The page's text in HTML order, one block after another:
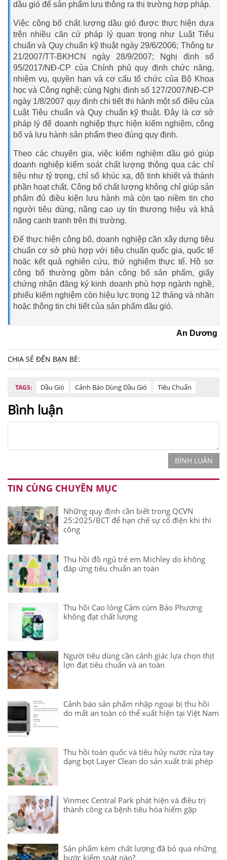
dầu gió để sản phẩm lưu thông ra thị trường hợp pháp.
Việc công bố chất lượng dầu gió được thực hiện dựa
trên nhiều căn cứ pháp lý quan trọng như Luật Tiêu
chuẩn và Quy chuẩn kỹ thuật ngày 29/6/2006; Thông tư
21/2007/TT-BKHCN ngày 28/9/2007; Nghị định số
95/2017/NĐ-CP của Chính phủ quy định chức năng,
nhiệm vụ, quyền hạn và cơ cấu tổ chức của Bộ Khoa
học và Công nghệ; cùng Nghị định số 127/2007/NĐ-CP
ngày 1/8/2007 quy định chi tiết thi hành một số điều của
Luật Tiêu chuẩn và Quy chuẩn kỹ thuật. Đây là cơ sở
pháp lý để doanh nghiệp thực hiện kiểm nghiệm, công
bố và lưu hành sản phẩm theo đúng quy định.
Theo các chuyên gia, việc kiểm nghiệm dầu gió giúp
doanh nghiệp kiểm soát chất lượng thông qua các chỉ
tiêu như tỷ trọng, chỉ số khúc xạ, độ tinh khiết và thành
phần hoạt chất. Công bố chất lượng không chỉ giúp sản
phẩm đủ điều kiện lưu hành mà còn tạo niềm tin cho
người tiêu dùng, nâng cao uy tín thương hiệu và khả
năng cạnh tranh trên thị trường.
Để thực hiện công bố, doanh nghiệp cần xây dựng tiêu
chuẩn cơ sở phù hợp với tiêu chuẩn quốc gia, quốc tế
hoặc kết quả nghiên cứu, thử nghiệm thực tế. Hồ sơ
công bố thường gồm bản công bố sản phẩm, giấy
chứng nhận đăng ký kinh doanh phù hợp ngành nghề,
phiếu kiểm nghiệm còn hiệu lực trong 12 tháng và nhãn
hoặc thông tin chi tiết của sản phẩm dầu gió.
An Dương
CHIA SẺ ĐẾN BẠN BÈ:
TAGS: Dầu Gió Cảnh Báo Dùng Dầu Gió Tiêu Chuẩn
Bình luận
BÌNH LUẬN
TIN CÙNG CHUYÊN MỤC
Những quy định cần biết trong QCVN
25:2025/BCT để hạn chế sự cố điện khi thi
công
Thu hồi đồ ngủ trẻ em Michley do không
đáp ứng tiêu chuẩn an toàn
Thu hồi Cao lỏng Cảm cúm Bảo Phương
không đạt chất lượng
Người tiêu dùng cần cảnh giác lựa chọn thịt
lợn đạt tiêu chuẩn và an toàn
Cảnh báo sản phẩm nhập ngoại bị thu hồi
do mất an toàn có thể xuất hiện tại Việt Nam
Thu hồi toàn quốc và tiêu hủy nước rửa tay
dạng bọt Layer Clean do sản xuất trái phép
Vinmec Central Park phát hiện và điều trị
thành công ca bệnh tiêu hóa hiếm gặp
Sản phẩm kém chất lượng đã bỏ qua những
bước kiểm soát nào?